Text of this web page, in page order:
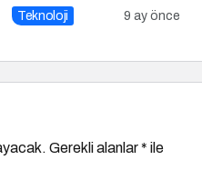
Teknoloji 9 ay önce
Gerekli alanlar* ile